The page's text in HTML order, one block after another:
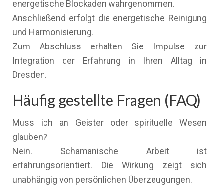
energetische Blockaden wahrgenommen.
Anschließend erfolgt die energetische Reinigung
und Harmonisierung.
Zum Abschluss erhalten Sie Impulse zur
Integration der Erfahrung in Ihren Alltag in
Dresden.
Häufig gestellte Fragen (FAQ)
Muss ich an Geister oder spirituelle Wesen
glauben?
Nein. Schamanische Arbeit ist
erfahrungsorientiert. Die Wirkung zeigt sich
unabhängig von persönlichen Überzeugungen.